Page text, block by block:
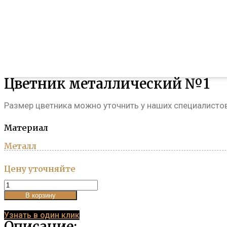
Цветник металлический №1
Размер цветника можно уточнить у наших
Материал
Металл
Цену уточняйте
Цветник
металлический
№1
quantity
В корзину
Узнать в один клик